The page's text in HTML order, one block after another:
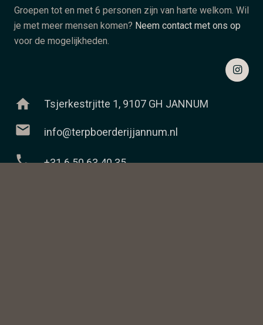
Groepen tot en met 6 personen zijn van harte welkom. Wil
je met meer mensen komen? Neem contact met ons op
voor de mogelijkheden.
home Tsjerkestrjitte 1, 9107 GH JANNUM
mail info@terpboerderijjannum.nl
phone +31 6 50 63 40 35